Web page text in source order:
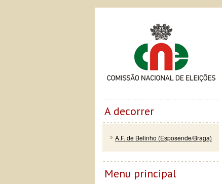
A decorrer
A.F. de Belinho (Esposende/Braga)
Menu principal